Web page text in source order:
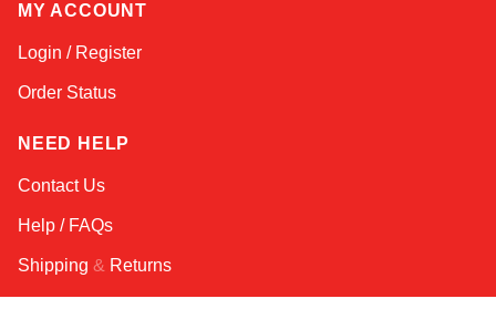
MY ACCOUNT
Login / Register
Order Status
NEED HELP
Contact Us
Help / FAQs
Shipping & Returns